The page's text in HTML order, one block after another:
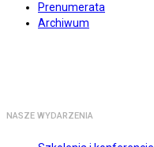
Prenumerata
Archiwum
NASZE WYDARZENIA